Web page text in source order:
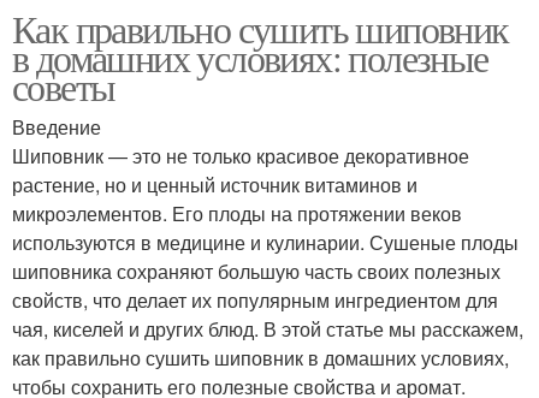
Как правильно сушить шиповник
в домашних условиях: полезные
советы
Введение
Шиповник — это не только красивое декоративное
растение, но и ценный источник витаминов и
микроэлементов. Его плоды на протяжении веков
используются в медицине и кулинарии. Сушеные плоды
шиповника сохраняют большую часть своих полезных
свойств, что делает их популярным ингредиентом для
чая, киселей и других блюд. В этой статье мы расскажем,
как правильно сушить шиповник в домашних условиях,
чтобы сохранить его полезные свойства и аромат.